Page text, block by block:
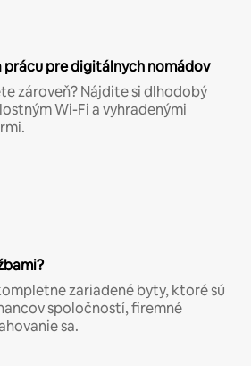
prácu pre digitálnych nomádov
zároveň? Nájdite si dlhodobý
Wi-Fi a vyhradenými
zariadené byty, ktoré sú
spoločností, firemné
sa.